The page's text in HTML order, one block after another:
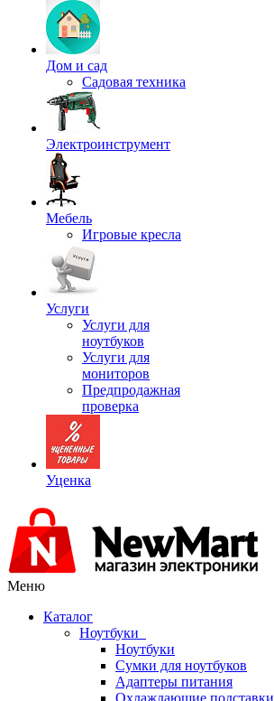
Дом и сад
Садовая техника
Электроинструмент
Мебель
Игровые кресла
Услуги
Услуги для
ноутбуков
Услуги для
мониторов
Предпродажная
проверка
Уценка
Меню
Каталог
Ноутбуки
Ноутбуки
Сумки для ноутбуков
Адаптеры питания
Охлаждающие подставки